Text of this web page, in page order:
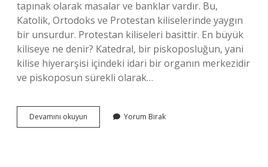
tapınak olarak masalar ve banklar vardır. Bu,
Katolik, Ortodoks ve Protestan kiliselerinde yaygın
bir unsurdur. Protestan kiliseleri basittir. En büyük
kiliseye ne denir? Katedral, bir piskoposluğun, yani
kilise hiyerarşisi içindeki idari bir organın merkezidir
ve piskoposun sürekli olarak…
Devamını okuyun
Küçük
Yorum Bırak